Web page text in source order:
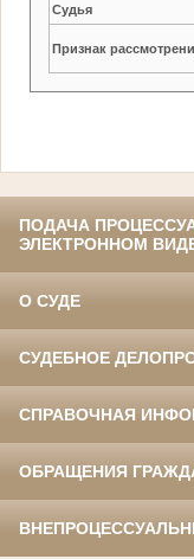
Судья
Признак
ПОДАЧА
ЭЛЕКТРОННОМ
О СУДЕ
СУДЕБНОЕ
СПРАВОЧНАЯ
ОБРАЩЕНИЯ